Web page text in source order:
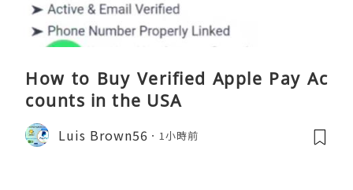
How to Buy Verified Apple Pay Ac
counts in the USA
Luis Brown56 1小時前